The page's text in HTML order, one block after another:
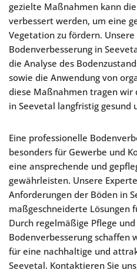
gezielte Maßnahmen kann
verbessert werden, um eine
Vegetation zu fördern.
Bodenverbesserung in
die Analyse des
sowie die Anwendung von
diese Maßnahmen tragen wir
in Seevetal langfristig gesund
Eine professionelle
besonders für Gewerbe und
eine ansprechende und
gewährleisten. Unsere
Anforderungen der Böden in
maßgeschneiderte Lösungen
Durch regelmäßige Pflege
Bodenverbesserung schaffen
für eine nachhaltige und
Seevetal. Kontaktieren Sie